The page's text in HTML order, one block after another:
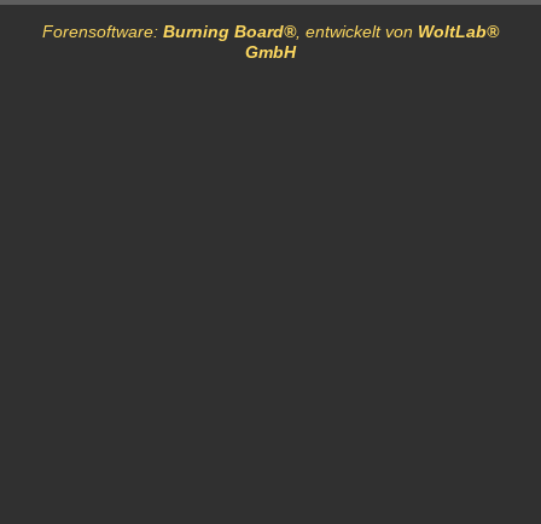
Forensoftware: Burning Board®, entwickelt von WoltLab®
GmbH